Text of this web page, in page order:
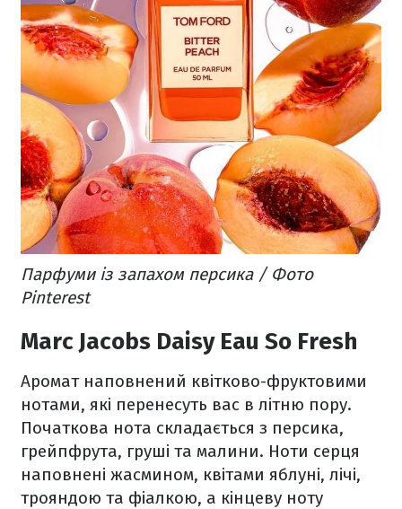
Парфуми із запахом персика / Фото
Pinterest
Marc Jacobs Daisy Eau So Fresh
Аромат наповнений квітково-фруктовими
нотами, які перенесуть вас в літню пору.
Початкова нота складається з персика,
грейпфрута, груші та малини. Ноти серця
наповнені жасмином, квітами яблуні, лічі,
трояндою та фіалкою, а кінцеву ноту